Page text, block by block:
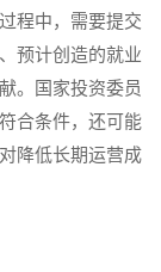
程中，需要提交
预计创造的就业
。国家投资委员
合条件，还可能
降低长期运营成